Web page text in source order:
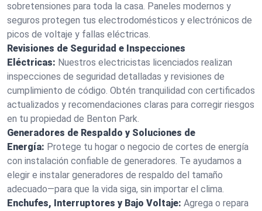
sobretensiones para toda la casa. Paneles modernos y
seguros protegen tus electrodomésticos y electrónicos de
picos de voltaje y fallas eléctricas.
Revisiones de Seguridad e Inspecciones
Eléctricas: Nuestros electricistas licenciados realizan
inspecciones de seguridad detalladas y revisiones de
cumplimiento de código. Obtén tranquilidad con certificados
actualizados y recomendaciones claras para corregir riesgos
en tu propiedad de Benton Park.
Generadores de Respaldo y Soluciones de
Energía: Protege tu hogar o negocio de cortes de energía
con instalación confiable de generadores. Te ayudamos a
elegir e instalar generadores de respaldo del tamaño
adecuado—para que la vida siga, sin importar el clima.
Enchufes, Interruptores y Bajo Voltaje: Agrega o repara